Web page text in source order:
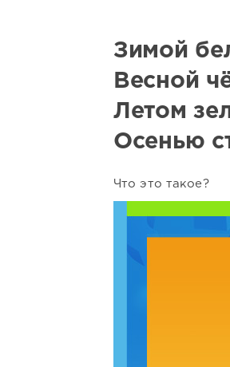
Зимой
Весной
Летом
Осенью
Что это такое?